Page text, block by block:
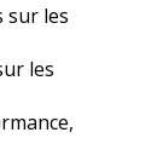
sur les
les